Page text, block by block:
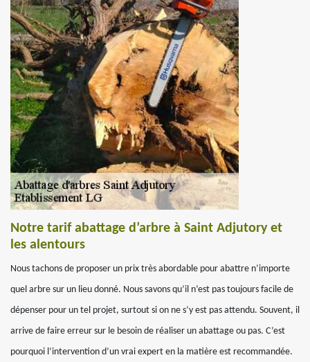
Notre tarif abattage d’arbre à Saint Adjutory et
les alentours
Nous tachons de proposer un prix très abordable pour abattre n’importe
quel arbre sur un lieu donné. Nous savons qu’il n’est pas toujours facile de
dépenser pour un tel projet, surtout si on ne s’y est pas attendu. Souvent, il
arrive de faire erreur sur le besoin de réaliser un abattage ou pas. C’est
pourquoi l’intervention d’un vrai expert en la matière est recommandée.